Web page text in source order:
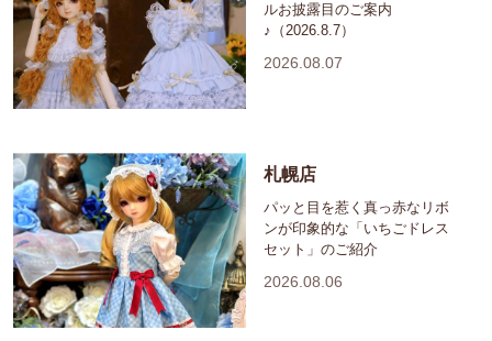
ルお披露目のご案内
♪（2026.8.7）
2026.08.07
札幌店
パッと目を惹く真っ赤なリボ
ンが印象的な「いちごドレス
セット」のご紹介
2026.08.06